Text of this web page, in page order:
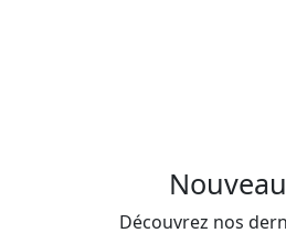
Découvrez nos